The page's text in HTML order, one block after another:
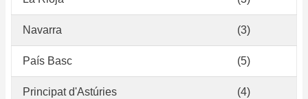
Navarra (3)
País Basc (5)
Principat d'Astúries (4)